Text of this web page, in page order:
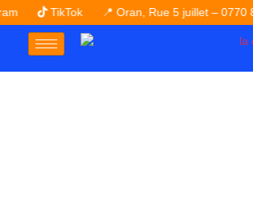
TikTok 📍 Oran, Rue 5 juillet – 0770 81 86